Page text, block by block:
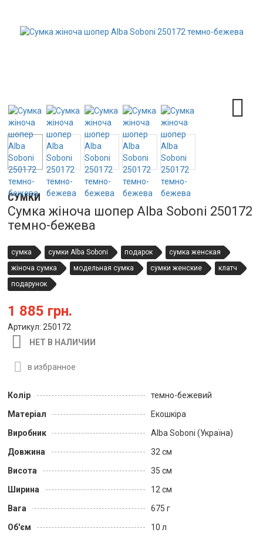
СУМКИ
Сумка жіноча шопер Alba Soboni 250172
темно-бежева
сумка сумки Alba Soboni подарок
сумка женская
жіноча сумка
модельная сумка сумки женские
клатч
подарунок
1 885 грн.
Артикул: 250172
НЕТ В НАЛИЧИИ
в избранное
Колір
темно-бежевий
Матеріал
Екошкіра
Виробник
Alba Soboni (Україна)
Довжина
32 см
Висота
35 см
Ширина
12 см
Вага
675 г
Об'єм
10 л